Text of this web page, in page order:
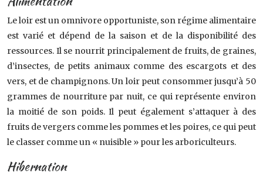
Le loir est un omnivore opportuniste, son régime alimentaire
est varié et dépend de la saison et de la disponibilité des
ressources. Il se nourrit principalement de fruits, de graines,
d’insectes, de petits animaux comme des escargots et des
vers, et de champignons. Un loir peut consommer jusqu’à 50
grammes de nourriture par nuit, ce qui représente environ
la moitié de son poids. Il peut également s’attaquer à des
fruits de vergers comme les pommes et les poires, ce qui peut
le classer comme un « nuisible » pour les arboriculteurs.
Hibernation